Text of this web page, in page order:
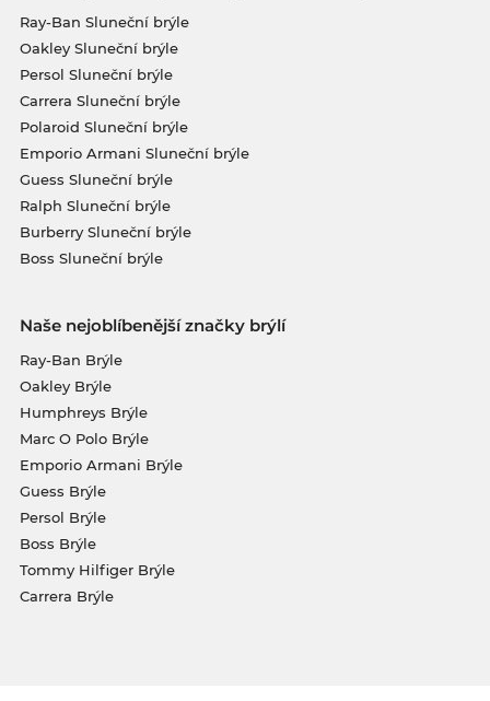
Ray-Ban Sluneční brýle
Oakley Sluneční brýle
Persol Sluneční brýle
Carrera Sluneční brýle
Polaroid Sluneční brýle
Emporio Armani Sluneční brýle
Guess Sluneční brýle
Ralph Sluneční brýle
Burberry Sluneční brýle
Boss Sluneční brýle
Naše nejoblíbenější značky brýlí
Ray-Ban Brýle
Oakley Brýle
Humphreys Brýle
Marc O Polo Brýle
Emporio Armani Brýle
Guess Brýle
Persol Brýle
Boss Brýle
Tommy Hilfiger Brýle
Carrera Brýle